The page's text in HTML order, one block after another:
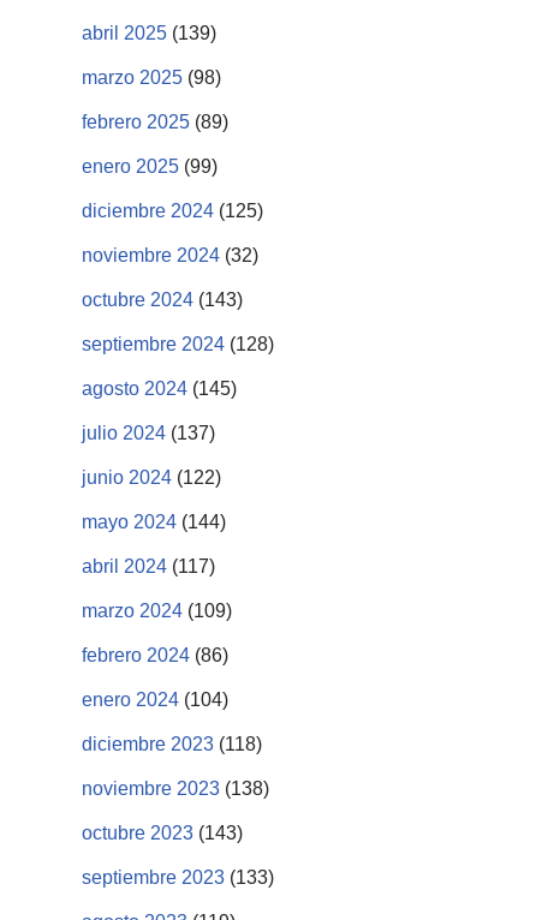
abril 2025 (139)
marzo 2025 (98)
febrero 2025 (89)
enero 2025 (99)
diciembre 2024 (125)
noviembre 2024 (32)
octubre 2024 (143)
septiembre 2024 (128)
agosto 2024 (145)
julio 2024 (137)
junio 2024 (122)
mayo 2024 (144)
abril 2024 (117)
marzo 2024 (109)
febrero 2024 (86)
enero 2024 (104)
diciembre 2023 (118)
noviembre 2023 (138)
octubre 2023 (143)
septiembre 2023 (133)